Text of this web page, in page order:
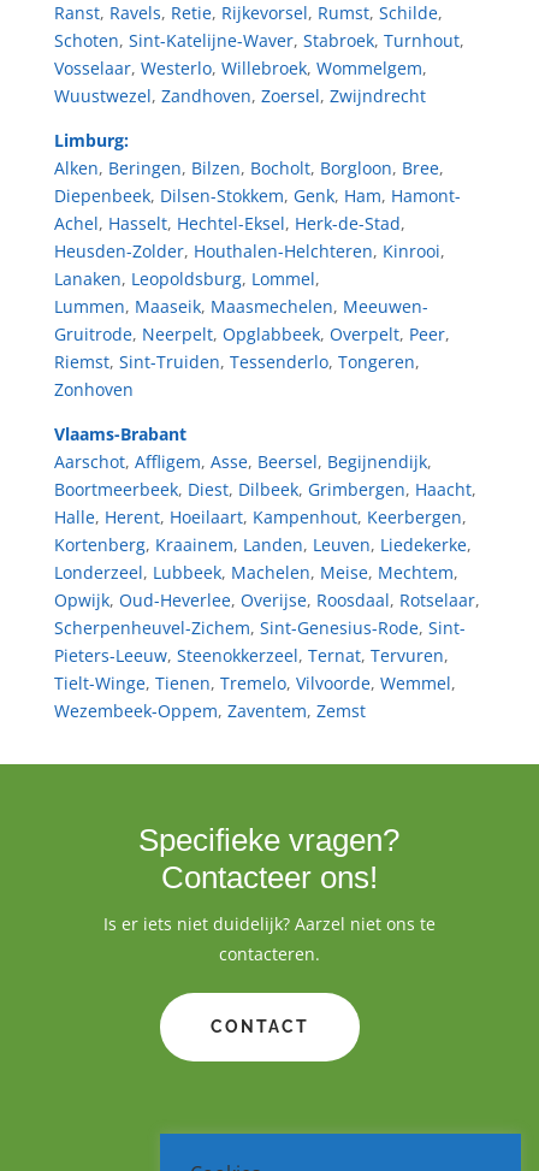
Ranst, Ravels, Retie, Rijkevorsel, Rumst, Schilde,
Schoten, Sint-Katelijne-Waver, Stabroek, Turnhout,
Vosselaar, Westerlo, Willebroek, Wommelgem,
Wuustwezel, Zandhoven, Zoersel, Zwijndrecht
Limburg:
Alken, Beringen, Bilzen, Bocholt, Borgloon, Bree,
Diepenbeek, Dilsen-Stokkem, Genk, Ham, Hamont-
Achel, Hasselt, Hechtel-Eksel, Herk-de-Stad,
Heusden-Zolder, Houthalen-Helchteren, Kinrooi,
Lanaken, Leopoldsburg, Lommel,
Lummen, Maaseik, Maasmechelen, Meeuwen-
Gruitrode, Neerpelt, Opglabbeek, Overpelt, Peer,
Riemst, Sint-Truiden, Tessenderlo, Tongeren,
Zonhoven
Vlaams-Brabant
Aarschot, Affligem, Asse, Beersel, Begijnendijk,
Boortmeerbeek, Diest, Dilbeek, Grimbergen, Haacht,
Halle, Herent, Hoeilaart, Kampenhout, Keerbergen,
Kortenberg, Kraainem, Landen, Leuven, Liedekerke,
Londerzeel, Lubbeek, Machelen, Meise, Mechtem,
Opwijk, Oud-Heverlee, Overijse, Roosdaal, Rotselaar,
Scherpenheuvel-Zichem, Sint-Genesius-Rode, Sint-
Pieters-Leeuw, Steenokkerzeel, Ternat, Tervuren,
Tielt-Winge, Tienen, Tremelo, Vilvoorde, Wemmel,
Wezembeek-Oppem, Zaventem, Zemst
Specifieke vragen?
Contacteer ons!
Is er iets niet duidelijk? Aarzel niet ons te
contacteren.
CONTACT